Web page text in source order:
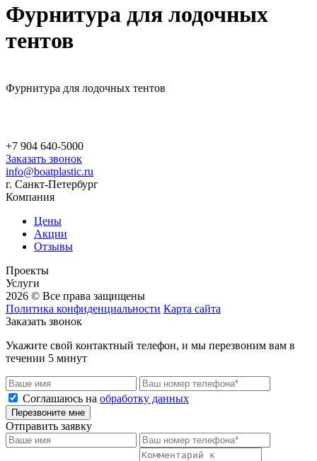
Фурнитура для лодочных
тентов
Фурнитура для лодочных тентов
+7 904 640-5000
Заказать звонок
info@boatplastic.ru
г. Санкт-Петербург
Компания
Цены
Акции
Отзывы
Проекты
Услуги
2026 © Все права защищены
Политика конфиденциальности Карта сайта
Заказать звонок
Укажите свой контактный телефон, и мы перезвоним вам в
течении 5 минут
Соглашаюсь на обработку данных
Перезвоните мне
Отправить заявку